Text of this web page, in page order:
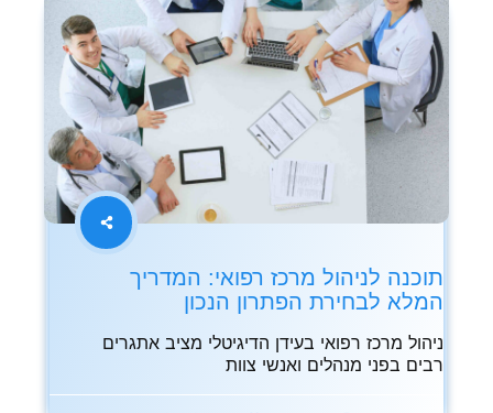
תוכנה לניהול מרכז רפואי: המדריך
המלא לבחירת הפתרון הנכון
ניהול מרכז רפואי בעידן הדיגיטלי מציב אתגרים
רבים בפני מנהלים ואנשי צוות